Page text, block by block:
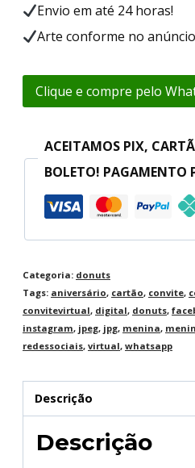
Envio em até 24 horas!
Arte conforme no
Clique e compre pelo
ACEITAMOS PIX,
BOLETO! PAGAMENTO
Categoria: donuts
Tags: aniversário, cartão, convite,
convitevirtual, digital, donuts,
instagram, jpeg, jpg, menina,
redessociais, virtual, whatsapp
Descrição
Descrição